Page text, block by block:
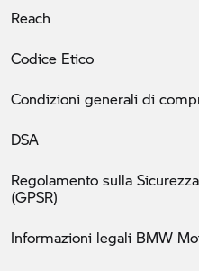
Reach
Codice Etico
Condizioni generali di
DSA
Regolamento sulla
(GPSR)
Informazioni legali BMW